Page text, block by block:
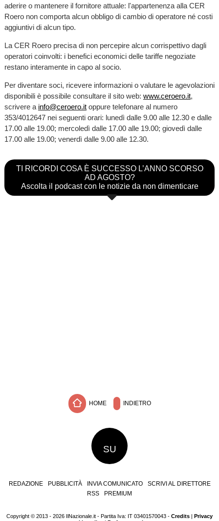
aderire o mantenere il fornitore attuale: l'appartenenza alla CER
Roero non comporta alcun obbligo di cambio di operatore né costi
aggiuntivi di alcun tipo.
La CER Roero precisa di non percepire alcun corrispettivo dagli
operatori coinvolti: i benefici economici delle tariffe negoziate
restano interamente in capo al socio.
Per diventare soci, ricevere informazioni o valutare le agevolazioni
disponibili è possibile consultare il sito web: www.ceroero.it,
scrivere a info@ceroero.itoppure telefonare al numero
353/4012647 nei seguenti orari: lunedì dalle 9.00 alle 12.30 e dalle
17.00 alle 19.00; mercoledì dalle 17.00 alle 19.00; giovedì dalle
17.00 alle 19.00; venerdì dalle 9.00 alle 12.30.
TI RICORDI COSA È SUCCESSO L’ANNO SCORSO
AD AGOSTO?
Ascolta il podcast con le notizie da non dimenticare
HOME INDIETRO
SU
REDAZIONE PUBBLICITÀ INVIA COMUNICATO
SCRIVI AL DIRETTORE
RSS
PREMIUM
Copyright © 2013 - 2026 IlNazionale.it - Partita Iva: IT 03401570043 - Credits
Privacy